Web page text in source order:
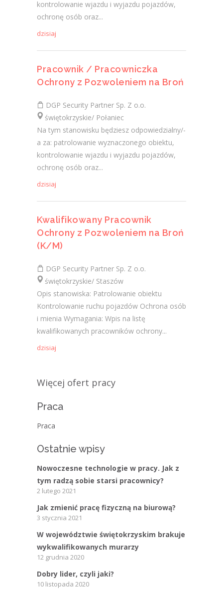
kontrolowanie wjazdu i wyjazdu pojazdów,
ochronę osób oraz...
dzisiaj
Pracownik / Pracowniczka
Ochrony z Pozwoleniem na Broń
DGP Security Partner Sp. Z o.o.
świętokrzyskie/ Połaniec
Na tym stanowisku będziesz odpowiedzialny/-
a za: patrolowanie wyznaczonego obiektu,
kontrolowanie wjazdu i wyjazdu pojazdów,
ochronę osób oraz...
dzisiaj
Kwalifikowany Pracownik
Ochrony z Pozwoleniem na Broń
(K/M)
DGP Security Partner Sp. Z o.o.
świętokrzyskie/ Staszów
Opis stanowiska: Patrolowanie obiektu
Kontrolowanie ruchu pojazdów Ochrona osób
i mienia Wymagania: Wpis na listę
kwalifikowanych pracowników ochrony...
dzisiaj
Więcej ofert pracy
Praca
Praca
Ostatnie wpisy
Nowoczesne technologie w pracy. Jak z
tym radzą sobie starsi pracownicy?
2 lutego 2021
Jak zmienić pracę fizyczną na biurową?
3 stycznia 2021
W województwie świętokrzyskim brakuje
wykwalifikowanych murarzy
12 grudnia 2020
Dobry lider, czyli jaki?
10 listopada 2020